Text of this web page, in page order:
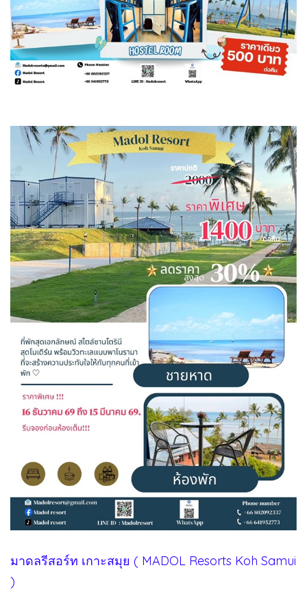
มาดลรีสอร์ท เกาะสมุย ( MADOL Resorts Koh Samui
)